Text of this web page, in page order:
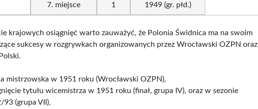
7. miejsce 1 1949 (gr. płd.)
krajowych osiągnięć warto zauważyć, że Polonia Świdnica ma na swoim
sukcesy w rozgrywkach organizowanych przez Wrocławski OZPN oraz
mistrzowska w 1951 roku (Wrocławski OZPN),
tytułu wicemistrza w 1951 roku (finał, grupa IV), oraz w sezonie
93 (grupa VII),